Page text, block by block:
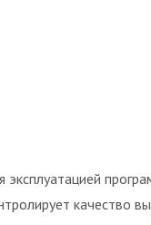
качество